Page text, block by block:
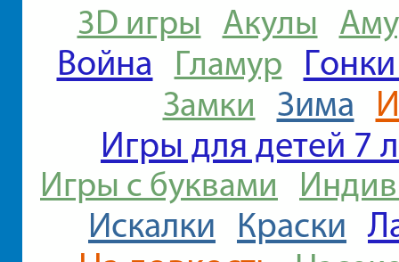
3D игры Акулы
Война Гламур
Замки Зима
Игры для детей 7
Игры с буквами
Искалки Краски